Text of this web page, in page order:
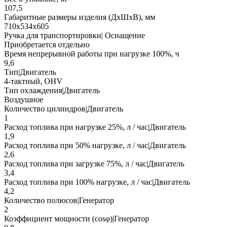
107,5
Габаритные размеры изделия (ДхШхВ), мм
710х534х605
Ручка для транспортировки| Оснащение
Приобретается отдельно
Время непрерывной работы при нагрузке 100%, ч
9,6
Тип|Двигатель
4-тактный, OHV
Тип охлаждения|Двигатель
Воздушное
Количество цилиндров|Двигатель
1
Расход топлива при нагрузке 25%, л / час|Двигатель
1,9
Расход топлива при 50% нагрузке, л / час|Двигатель
2,6
Расход топлива при загрузке 75%, л / час|Двигатель
3,4
Расход топлива при 100% нагрузке, л / час|Двигатель
4,2
Количество полюсов|Генератор
2
Коэффициент мощности (cosφ)|Генератор